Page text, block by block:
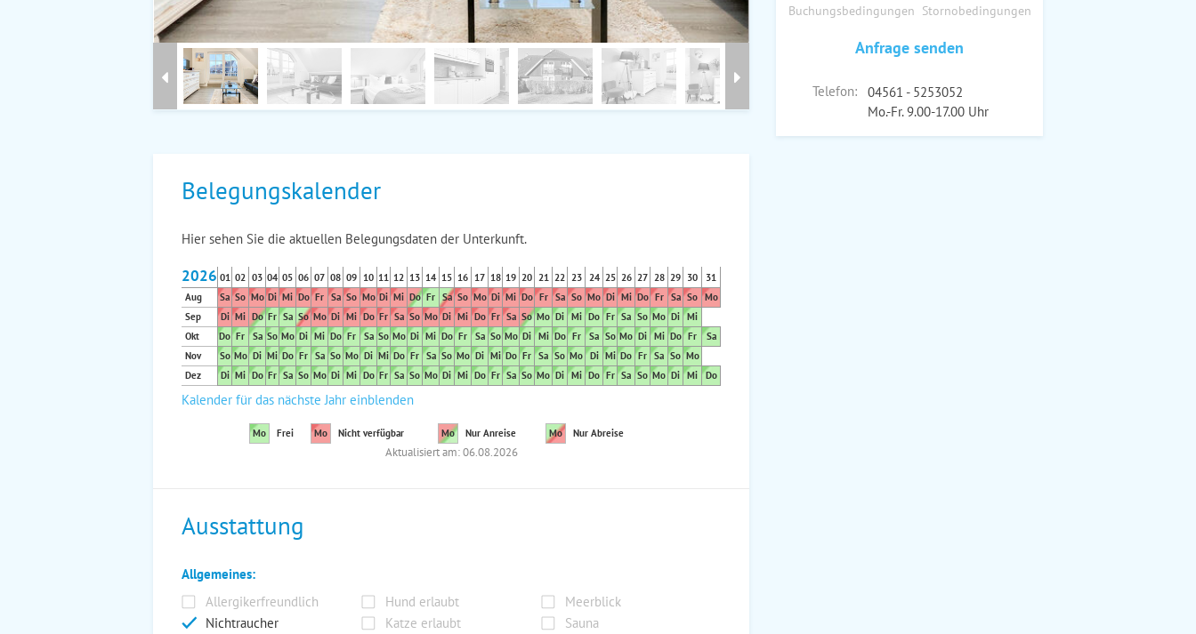
Buchungsbedingungen Stornobedingungen
Anfrage senden
Telefon:
04561 - 5253052
Mo.-Fr. 9.00-17.00 Uhr
Belegungskalender
Hier sehen Sie die aktuellen Belegungsdaten der Unterkunft.
2026 01 02 03 04 05 06 07 08 09 10 11 12 13 14 15 16 17 18 19 20 21 22 23 24 25 26 27 28 29 30
31
Aug
Sa So Mo Di Mi Do Fr Sa So Mo Di Mi Do Fr Sa So Mo Di Mi Do Fr Sa So Mo Di Mi Do Fr Sa So Mo
Sep
Di Mi Do Fr Sa So Mo Di Mi Do Fr Sa So Mo Di Mi Do Fr Sa So Mo Di Mi Do Fr Sa So Mo Di Mi
Okt
Do Fr Sa So Mo Di Mi Do Fr Sa So Mo Di Mi Do Fr Sa So Mo Di Mi Do Fr Sa So Mo Di Mi Do Fr
Sa
Nov
So Mo Di Mi Do Fr Sa So Mo Di Mi Do Fr Sa So Mo Di Mi Do Fr Sa So Mo Di Mi Do Fr Sa So Mo
Dez
Di Mi Do Fr Sa So Mo Di Mi Do Fr Sa So Mo Di Mi Do Fr Sa So Mo Di Mi Do Fr Sa So Mo Di Mi Do
Kalender für das nächste Jahr einblenden
Mo Frei Mo Nicht verfügbar Mo Nur Anreise Mo Nur Abreise
Aktualisiert am: 06.08.2026
Ausstattung
Allgemeines:
Allergikerfreundlich
Hund erlaubt
Meerblick
Nichtraucher
Katze erlaubt
Sauna